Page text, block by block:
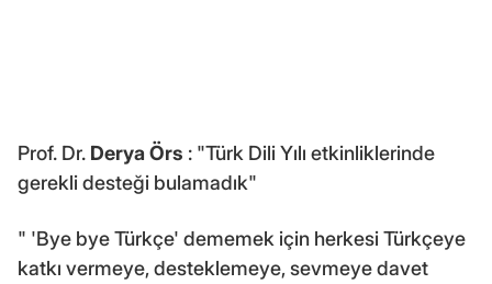
Prof. Dr. Derya Örs : "Türk Dili Yılı etkinliklerinde
gerekli desteği bulamadık"
" 'Bye bye Türkçe' dememek için herkesi Türkçeye
katkı vermeye, desteklemeye, sevmeye davet